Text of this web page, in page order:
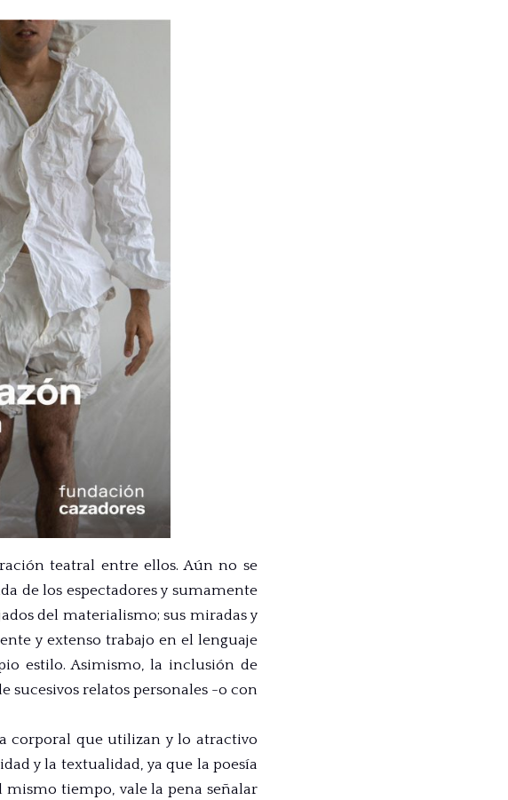
teatral entre ellos. Aún no se
de los espectadores y sumamente
del materialismo; sus miradas y
y extenso trabajo en el lenguaje
estilo. Asimismo, la inclusión de
sucesivos relatos personales -o con
corporal que utilizan y lo atractivo
y la textualidad, ya que la poesía
tiempo, vale la pena señalar